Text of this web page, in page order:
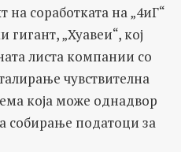
соработката на „4иГ“
„Хуавеи“, кој
листа компании со
чувствителна
која може однадвор
собирање податоци за